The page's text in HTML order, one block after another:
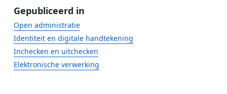
Gepubliceerd in
Open administratie
Identiteit en digitale handtekening
Inchecken en uitchecken
Elektronische verwerking